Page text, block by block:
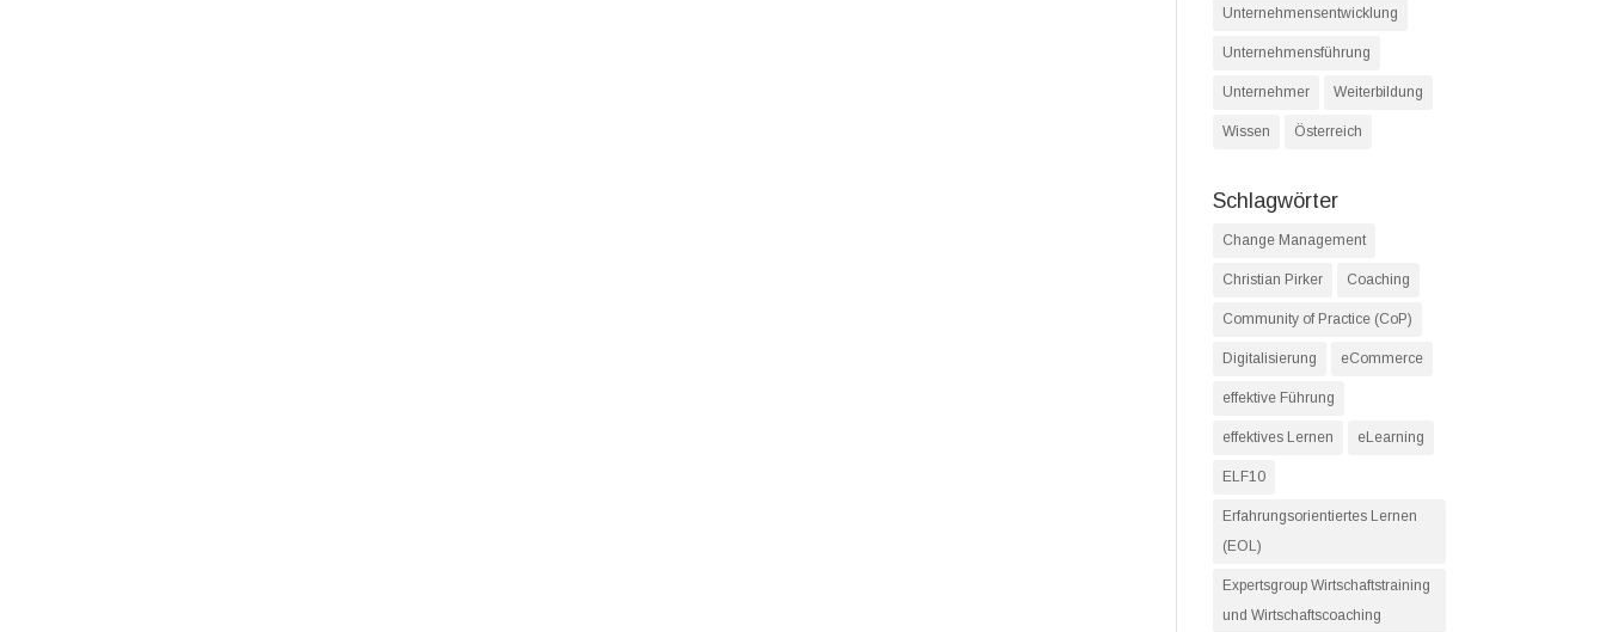
Unternehmensentwicklung
Unternehmensführung
Unternehmer Weiterbildung
Wissen Österreich
Schlagwörter
Change Management
Christian Pirker Coaching
Community of Practice (CoP)
Digitalisierung eCommerce
effektive Führung
effektives Lernen eLearning
ELF10
Erfahrungsorientiertes Lernen
(EOL)
Expertsgroup Wirtschaftstraining
und Wirtschaftscoaching